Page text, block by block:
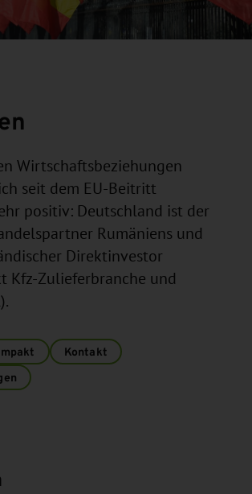
Wirtschaftsbeziehungen
seit dem EU-Beitritt
positiv: Deutschland ist der
Rumäniens und
Direktinvestor
Kfz-Zulieferbranche und
Kontakt